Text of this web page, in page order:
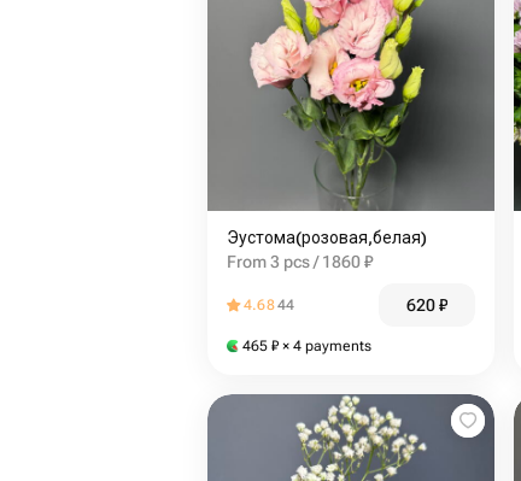
Эустома(розовая,белая)
From 3 pcs / 1860 ₽
4.6844 620₽
465 ₽ × 4 payments